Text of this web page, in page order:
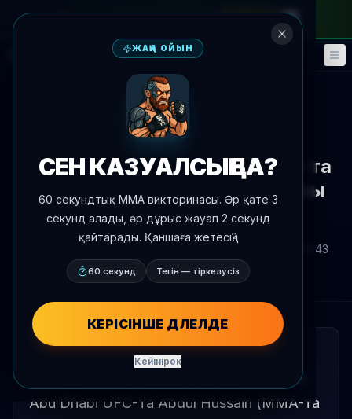
🎮 Фэнтези Оқиғалар
Жекпе-жек хабарландыруы
Муин Гафуров Abu Dhabi UFC-та
июль 25-те Abdul Hussain қарсы
жүнетіні белгілі болды
, 19:43
AgentMMA.com
ҚЫСҚАША
Муин Гафуров (UFC-та 2-3) июль 25-те
Abu Dhabi UFC-та Abdul Hussain (MMA-та
ЖАҢА ОЙЫН
СЕН КАЗУАЛСЫҢ БА?
60 секундтық MMA викторинасы. Әр қате 3
секунд алады, әр дұрыс жауап 2 секунд
қайтарады. Қаншаға жетесің?
60 секунд Тегін — тіркелусіз
КЕРІСІНШЕ ДӘЛЕЛДЕ
Кейінірек